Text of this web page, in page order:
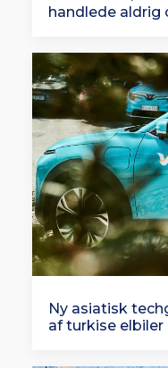
handlede aldrig
Ny asiatisk
af turkise elbiler